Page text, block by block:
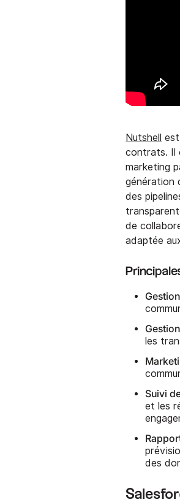
Nutshell
contrats. Il
marketing
génération
des
de
adaptée
les
Suivi
et les
des